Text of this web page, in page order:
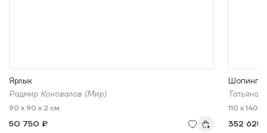
Ярлык
Радмир Коновалов (Мир)
90 x 90 x 2 см
50 750 ₽
Шопинг
Татьяна
110 x 140
352 625